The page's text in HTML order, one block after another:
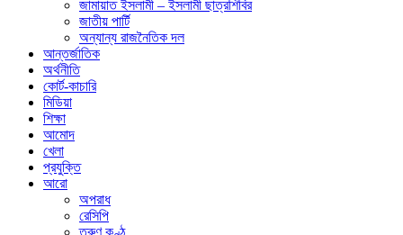
জামায়াত ইসলামী – ইসলামী ছাত্রশিবির
জাতীয় পার্টি
অন্যান্য রাজনৈতিক দল
আন্তর্জাতিক
অর্থনীতি
কোর্ট-কাচারি
মিডিয়া
শিক্ষা
আমোদ
খেলা
প্রযুক্তি
আরো
অপরাধ
রেসিপি
তরুণ কণ্ঠ